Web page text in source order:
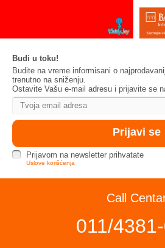
Budi u toku!
Budite na vreme informisani o
trenutno na sniženju.
Ostavite Vašu e-mail adresu i prijavite se
Prijavom na newsletter prihvatate
Uslove korišćenja
Call
011/